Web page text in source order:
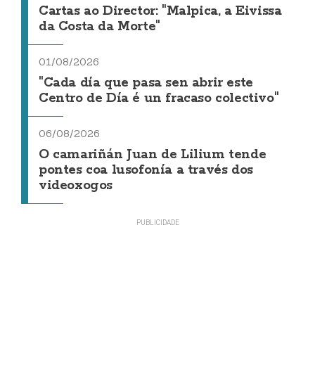
Cartas ao Director: "Malpica, a Eivissa
da Costa da Morte"
01/08/2026
"Cada día que pasa sen abrir este
Centro de Día é un fracaso colectivo"
06/08/2026
O camariñán Juan de Lilium tende
pontes coa lusofonía a través dos
videoxogos